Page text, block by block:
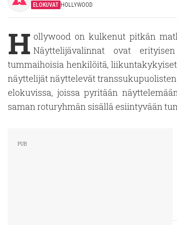
ELOKUVAT HOLLYWOOD
H ollywood on kulkenut pitkän
Näyttelijävalinnat ovat
tummaihoisia henkilöitä,
näyttelijät näyttelevät
elokuvissa, joissa pyritään
saman roturyhmän sisällä esiintyvään